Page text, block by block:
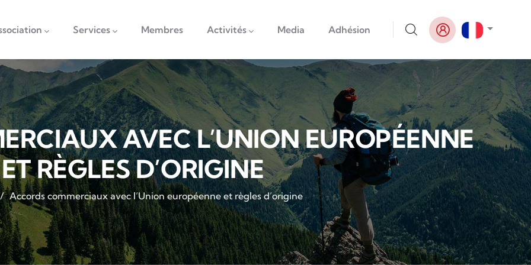
Services Membres Activités Media Adhésion Lister
AVEC L’UNION EUROPÉENNE
ET RÈGLES D’ORIGINE
Accords commerciaux avec l’Union européenne et règles d’origine